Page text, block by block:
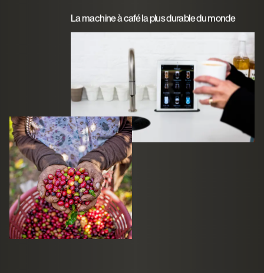
La machine à café la plus durable du monde